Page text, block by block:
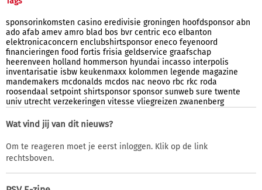
sponsorinkomsten casino eredivisie groningen hoofdsponsor abn
ado afab amev amro blad bos bvr centric eco elbanton
elektronicaconcern enclubshirtsponsor eneco feyenoord
financieringen food fortis frisia geldservice graafschap
heerenveen holland hommerson hyundai incasso interpolis
inventarisatie isbw keukenmaxx kolommen legende magazine
mandemakers mcdonalds mcdos nac neovo rbc rkc roda
roosendaal setpoint shirtsponsor sponsor sunweb sure twente
univ utrecht verzekeringen vitesse vliegreizen zwanenberg
Wat vind jij van dit nieuws?
Om te reageren moet je eerst inloggen. Klik op de link
rechtsboven.